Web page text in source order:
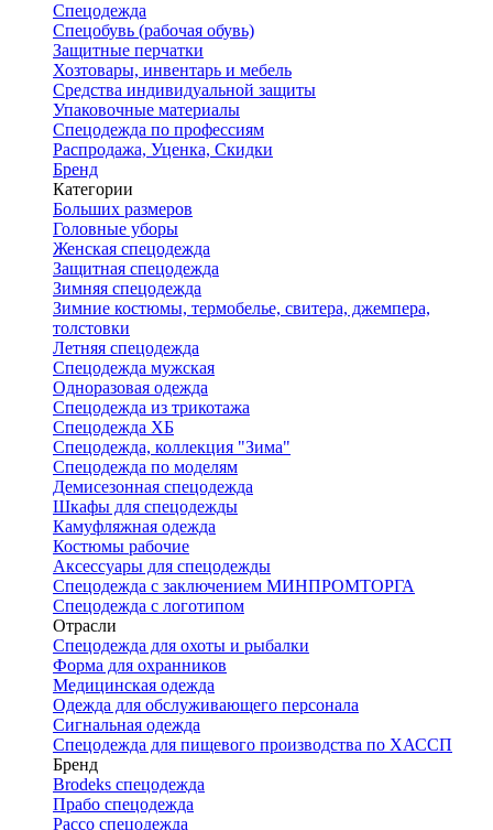
Спецодежда
Спецобувь (рабочая обувь)
Защитные перчатки
Хозтовары, инвентарь и мебель
Средства индивидуальной защиты
Упаковочные материалы
Спецодежда по профессиям
Распродажа, Уценка, Скидки
Бренд
Категории
Больших размеров
Головные уборы
Женская спецодежда
Защитная спецодежда
Зимняя спецодежда
Зимние костюмы, термобелье, свитера, джемпера,
толстовки
Летняя спецодежда
Спецодежда мужская
Одноразовая одежда
Спецодежда из трикотажа
Спецодежда ХБ
Спецодежда, коллекция "Зима"
Спецодежда по моделям
Демисезонная спецодежда
Шкафы для спецодежды
Камуфляжная одежда
Костюмы рабочие
Аксессуары для спецодежды
Спецодежда с заключением МИНПРОМТОРГА
Спецодежда с логотипом
Отрасли
Спецодежда для охоты и рыбалки
Форма для охранников
Медицинская одежда
Одежда для обслуживающего персонала
Сигнальная одежда
Спецодежда для пищевого производства по ХАССП
Бренд
Brodeks спецодежда
Прабо спецодежда
Рассо спецодежда